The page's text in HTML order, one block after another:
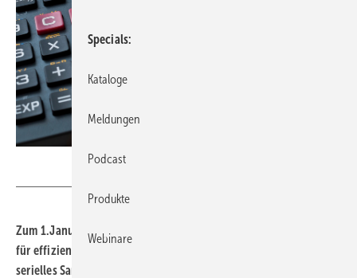
Zum 1. Januar 2023 treten neue Richtlinien der Bundesförderung
für effiziente Gebäude (BEG) in Kraft. Ganz neu ist ein Bonus für
serielles Sanieren, der Bonus für Worst Performing Buildings
Specials
Kataloge
Meldungen
Podcast
Produkte
Webinare